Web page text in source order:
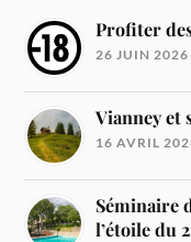
Profiter
26 JUIN 2026
Vianney et
16 AVRIL
Séminaire
l’étoile du